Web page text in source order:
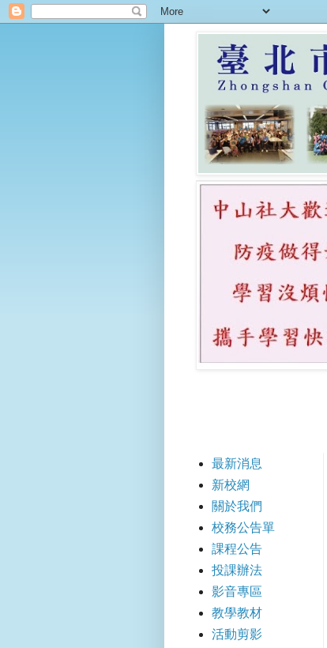
最新消息
新校網
關於我們
校務公告單
課程公告
投課辦法
影音專區
教學教材
活動剪影